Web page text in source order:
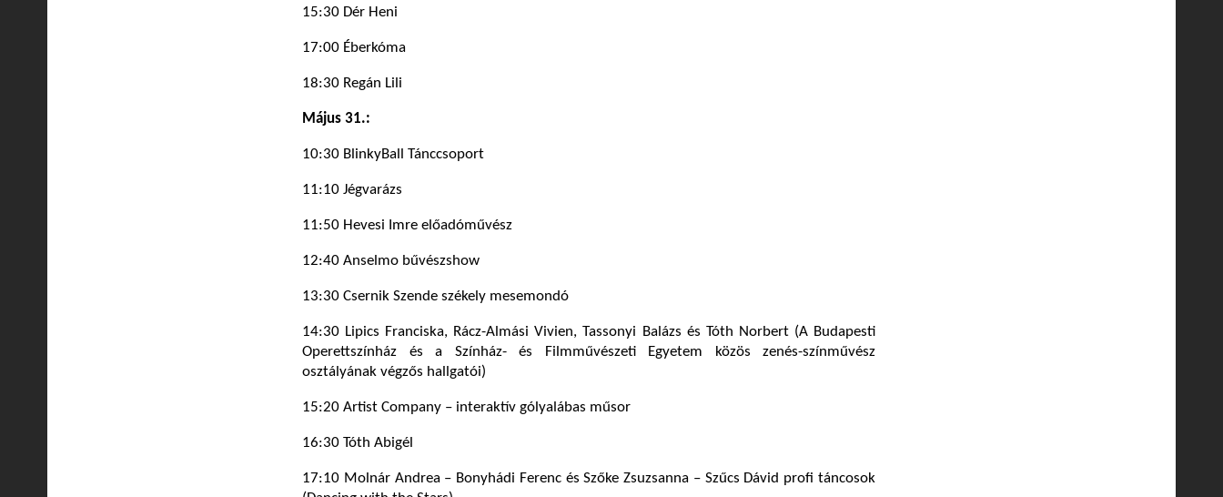
15:30 Dér Heni
17:00 Éberkóma
18:30 Regán Lili
Május 31.:
10:30 BlinkyBall Tánccsoport
11:10 Jégvarázs
11:50 Hevesi Imre előadóművész
12:40 Anselmo bűvészshow
13:30 Csernik Szende székely mesemondó
14:30 Lipics Franciska, Rácz-Almási Vivien, Tassonyi Balázs és Tóth Norbert (A Budapesti
Operettszínház és a Színház- és Filmművészeti Egyetem közös zenés-színművész
osztályának végzős hallgatói)
15:20 Artist Company – interaktív gólyalábas műsor
16:30 Tóth Abigél
17:10 Molnár Andrea – Bonyhádi Ferenc és Szőke Zsuzsanna – Szűcs Dávid profi táncosok